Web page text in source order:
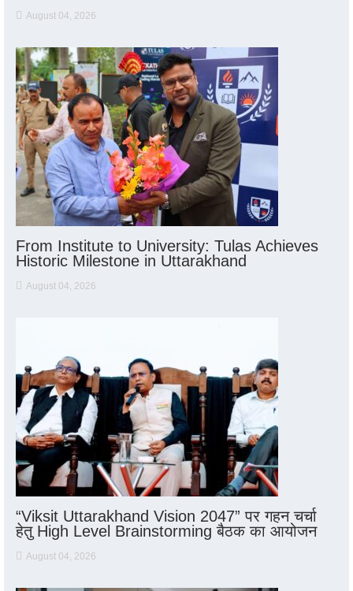
August 04, 2026
From Institute to University: Tulas Achieves
Historic Milestone in Uttarakhand
August 04, 2026
“Viksit Uttarakhand Vision 2047” पर गहन चर्चा
हेतु High Level Brainstorming बैठक का आयोजन
August 04, 2026